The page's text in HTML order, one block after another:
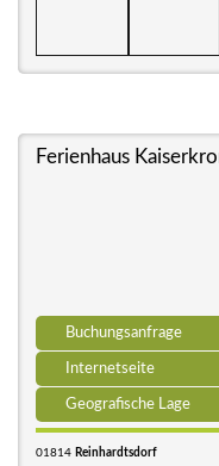
Ferienhaus
Buchungsanfrage
Internetseite
Geografische Lage
01814 Reinhardtsdorf